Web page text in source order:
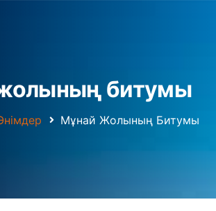
битумы
Мұнай Жолының Битумы